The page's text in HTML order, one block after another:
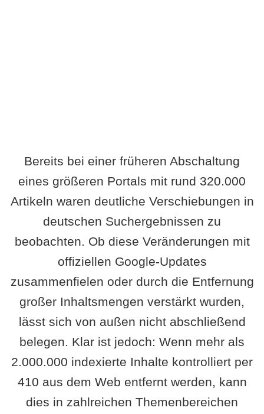
Bereits bei einer früheren Abschaltung
eines größeren Portals mit rund 320.000
Artikeln waren deutliche Verschiebungen in
deutschen Suchergebnissen zu
beobachten. Ob diese Veränderungen mit
offiziellen Google-Updates
zusammenfielen oder durch die Entfernung
großer Inhaltsmengen verstärkt wurden,
lässt sich von außen nicht abschließend
belegen. Klar ist jedoch: Wenn mehr als
2.000.000 indexierte Inhalte kontrolliert per
410 aus dem Web entfernt werden, kann
dies in zahlreichen Themenbereichen